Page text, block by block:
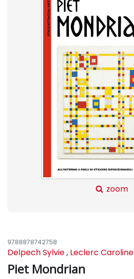
zoom
9788878742758
Delpech Sylvie, Leclerc Caroline
Piet Mondrian